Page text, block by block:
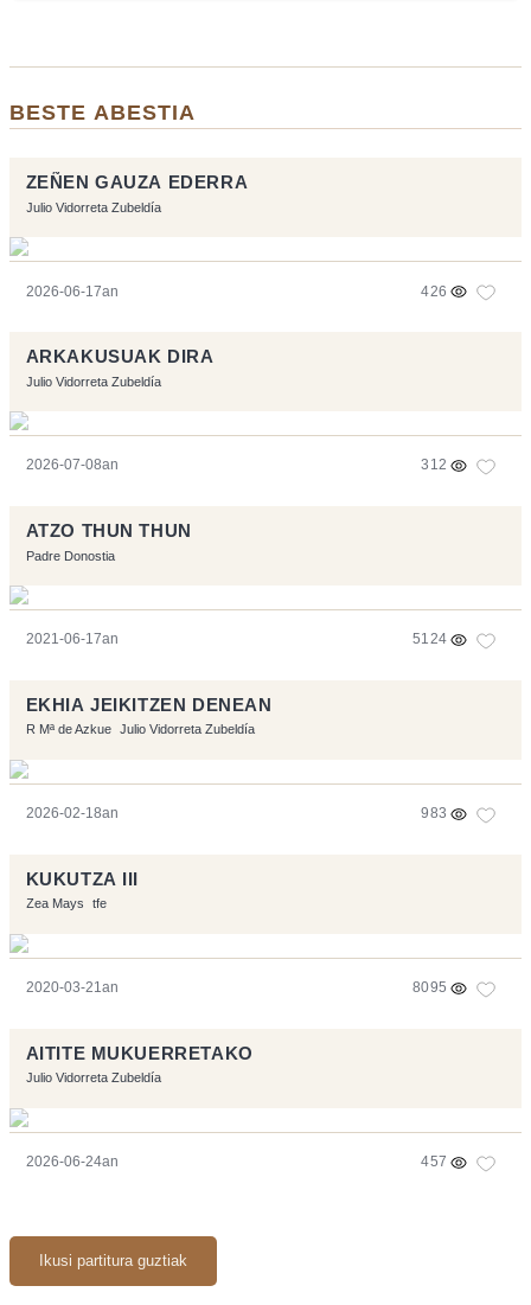
BESTE ABESTIA
ZEÑEN GAUZA EDERRA
Julio Vidorreta Zubeldía
2026-06-17an 426
ARKAKUSUAK DIRA
Julio Vidorreta Zubeldía
2026-07-08an 312
ATZO THUN THUN
Padre Donostia
2021-06-17an 5124
EKHIA JEIKITZEN DENEAN
R Mª de Azkue Julio Vidorreta Zubeldía
2026-02-18an 983
KUKUTZA III
Zea Mays tfe
2020-03-21an 8095
AITITE MUKUERRETAKO
Julio Vidorreta Zubeldía
2026-06-24an 457
Ikusi partitura guztiak